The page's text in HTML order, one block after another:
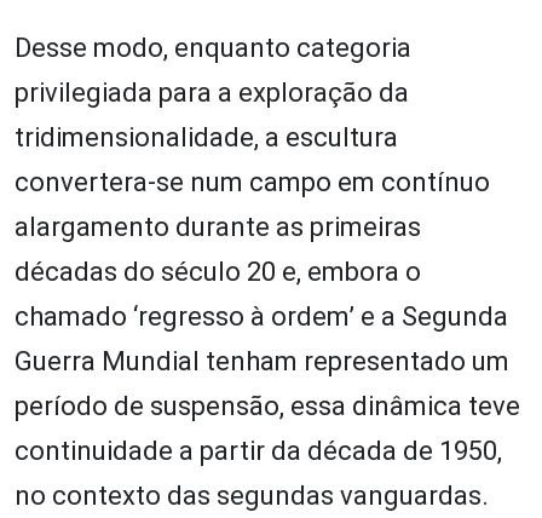
Desse modo, enquanto categoria
privilegiada para a exploração da
tridimensionalidade, a escultura
convertera-se num campo em contínuo
alargamento durante as primeiras
décadas do século 20 e, embora o
chamado ‘regresso à ordem’ e a Segunda
Guerra Mundial tenham representado um
período de suspensão, essa dinâmica teve
continuidade a partir da década de 1950,
no contexto das segundas vanguardas.